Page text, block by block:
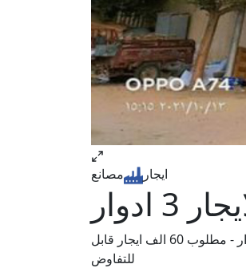
ايجار مصانع
مصنع 800 متر - مبنى دورين - كل دور 500 متر صافى - نشاط كيماوى - اداره 3 ادوار - مطلوب 60 الف ايجار قابل
للتفاوض